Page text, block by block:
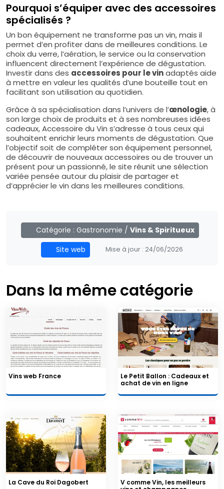
Pourquoi s’équiper avec des accessoires
spécialisés ?
Un bon équipement ne transforme pas un vin, mais il
permet d’en profiter dans de meilleures conditions. Le
choix du verre, l’aération, le service ou la conservation
influencent directement l’expérience de dégustation.
Investir dans des accessoires pour le vinadaptés aide
à mettre en valeur les qualités d’une bouteille tout en
facilitant son utilisation au quotidien.
Grâce à sa spécialisation dans l’univers de l’œnologie, à
son large choix de produits et à ses nombreuses idées
cadeaux, Accessoire du Vin s’adresse à tous ceux qui
souhaitent enrichir leurs moments de dégustation. Que
l’objectif soit de compléter son équipement personnel,
de découvrir de nouveaux accessoires ou de trouver un
présent pour un passionné, le site réunit une sélection
variée pensée autour du plaisir de partager et
d’apprécier le vin dans les meilleures conditions.
Catégorie :Gastronomie /Vins & Spiritueux
Site web
Mise à jour :24/06/2026
Dans la même catégorie
Vins web France
Le Petit Ballon : Cadeaux et
achat de vin en ligne
La Cave du Roi Dagobert
V comme Vin, les meilleurs